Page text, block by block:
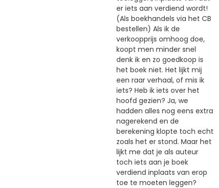
er iets aan verdiend wordt!
(Als boekhandels via het CB
bestellen) Als ik de
verkoopprijs omhoog doe,
koopt men minder snel
denk ik en zo goedkoop is
het boek niet. Het lijkt mij
een raar verhaal, of mis ik
iets? Heb ik iets over het
hoofd gezien? Ja, we
hadden alles nog eens extra
nagerekend en de
berekening klopte toch echt
zoals het er stond. Maar het
lijkt me dat je als auteur
toch iets aan je boek
verdiend inplaats van erop
toe te moeten leggen?